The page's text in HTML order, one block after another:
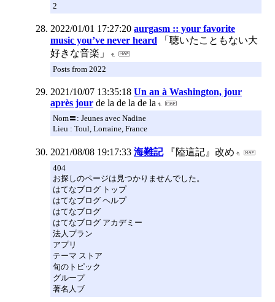
2
2022/01/01 17:27:20 aurgasm :: your favorite
music you’ve never heard
「聴いたこともない大
好きな音楽」
Posts from 2022
2021/10/07 13:35:18 Un an à Washington, jour
après jour de la de la de la
Nom〓: Jeunes avec Nadine
Lieu : Toul, Lorraine, France
2021/08/08 19:17:33 海難記 『陸這記』改め
404
お探しのページは見つかりませんでした。
はてなブログ トップ
はてなブログ ヘルプ
はてなブログ
はてなブログ アカデミー
法人プラン
アプリ
テーマ ストア
旬のトピック
グループ
著名人ブ